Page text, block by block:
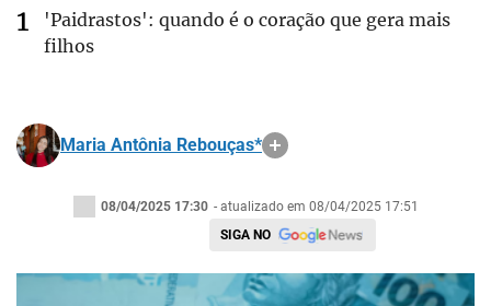
'Paidrastos': quando é o coração que gera mais
filhos
Maria Antônia Rebouças*
08/04/2025 17:30 - atualizado em 08/04/2025 17:51
SIGA NO